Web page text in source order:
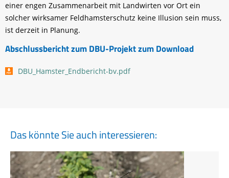
einer engen Zusammenarbeit mit Landwirten vor Ort ein
solcher wirksamer Feldhamsterschutz keine Illusion sein muss,
ist derzeit in Planung.
Abschlussbericht zum DBU-Projekt zum Download
DBU_Hamster_Endbericht-bv.pdf
Das könnte Sie auch interessieren: